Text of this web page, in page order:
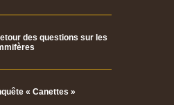
des questions sur les
« Canettes »